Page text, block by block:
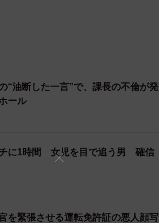
の主犯格はフィリピンで不法滞在
フォンも所有できるため、日本の
ビクータン』という外国人専用の
払えば、エアコン付きの個室を与
らそうでした。実際、ここに入っ
らいたい』といったような連絡が
いったこともあるので、あり得る話
“油断した一言”で、課長の不倫が発
ール
チに1時間 女児を目で追う男 確信
を緊張させる運転免許証の悪人顔写